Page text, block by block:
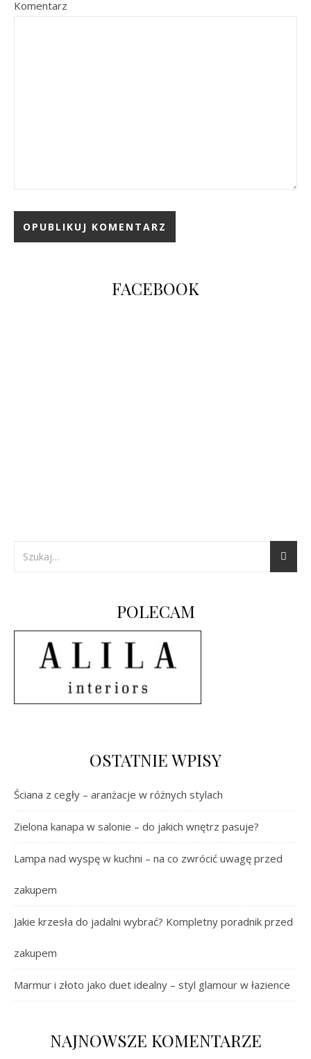
Komentarz
FACEBOOK
POLECAM
OSTATNIE WPISY
Ściana z cegły – aranżacje w różnych stylach
Zielona kanapa w salonie – do jakich wnętrz pasuje?
Lampa nad wyspę w kuchni – na co zwrócić uwagę przed
zakupem
Jakie krzesła do jadalni wybrać? Kompletny poradnik przed
zakupem
Marmur i złoto jako duet idealny – styl glamour w łazience
NAJNOWSZE KOMENTARZE